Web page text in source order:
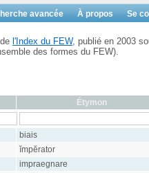
avancée À propos Se
l'Index du FEW, publié en 2003
des formes du FEW).
Étymon
biais
ĭmpĕrator
impraegnare